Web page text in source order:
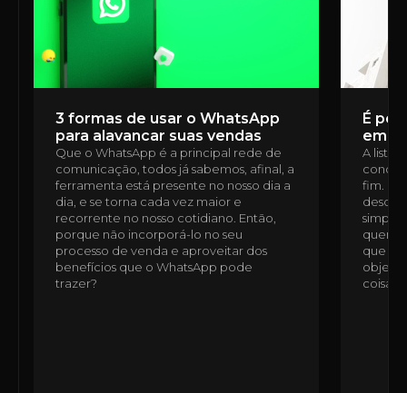
3 formas de usar o WhatsApp
para alavancar suas vendas
Que o WhatsApp é a principal rede de
comunicação, todos já sabemos, afinal, a
ferramenta está presente no nosso dia a
dia, e se torna cada vez maior e
recorrente no nosso cotidiano. Então,
porque não incorporá-lo no seu
processo de venda e aproveitar dos
benefícios que o WhatsApp pode
trazer?
É
em
A lista
fim. É
desde
quem
que
coisas,